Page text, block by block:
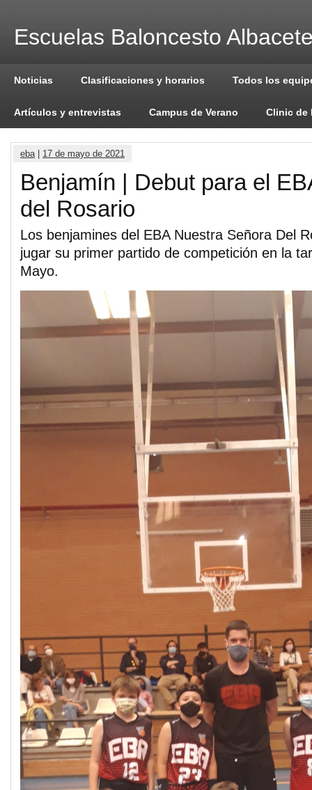
Escuelas Baloncesto
Noticias Clasificaciones y horarios Todos los
Artículos y entrevistas Campus de Verano Clinic de
eba| 17 de mayo de 2021
Benjamín | Debut para el
del Rosario
Los benjamines del EBA Nuestra Señora Del
jugar su primer partido de competición en la
Mayo.